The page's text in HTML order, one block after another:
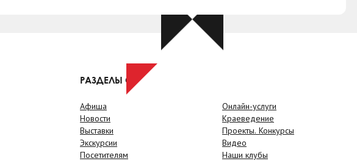
РАЗДЕЛЫ САЙТА
Афиша
Новости
Выставки
Экскурсии
Посетителям
Онлайн-услуги
Краеведение
Проекты. Конкурсы
Видео
Наши клубы